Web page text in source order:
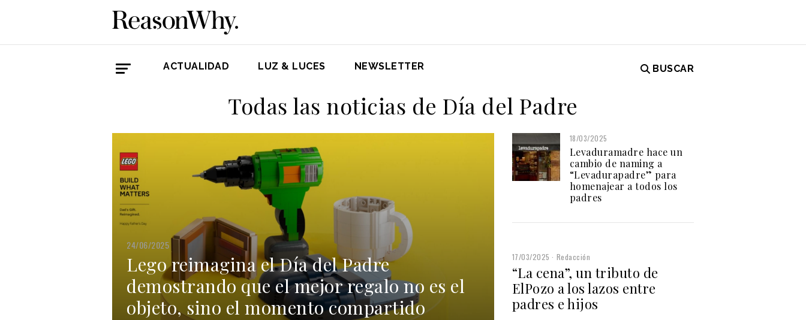
ACTUALIDAD LUZ & LUCES NEWSLETTER BUSCAR
Todas las noticias de Día del Padre
24/06/2025
Lego reimagina el Día del Padre
demostrando que el mejor regalo no es el
objeto, sino el momento compartido
18/03/2025
Levaduramadre hace un
cambio de naming a
“Levadurapadre” para
homenajear a todos los
padres
17/03/2025 Redacción
“La cena”, un tributo de
ElPozo a los lazos entre
padres e hijos